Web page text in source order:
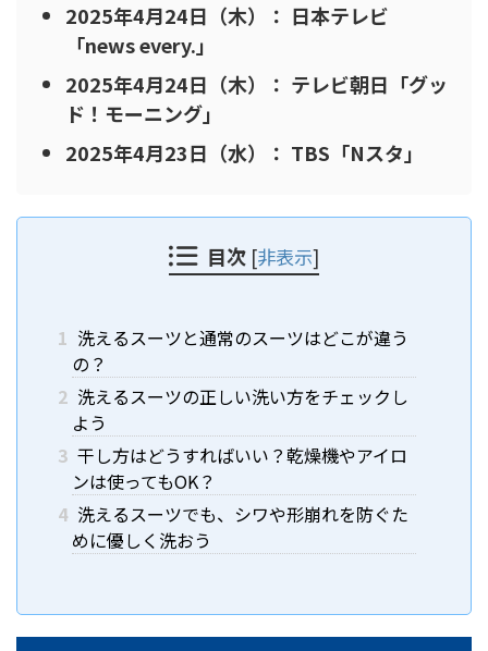
2025年4月24日（木）： 日本テレビ
「news every.」
2025年4月24日（木）： テレビ朝日「グッ
ド！モーニング」
2025年4月23日（水）： TBS「Nスタ」
目次 [非表示]
1 洗えるスーツと通常のスーツはどこが違う
の？
2 洗えるスーツの正しい洗い方をチェックし
よう
3 干し方はどうすればいい？乾燥機やアイロ
ンは使ってもOK？
4 洗えるスーツでも、シワや形崩れを防ぐた
めに優しく洗おう